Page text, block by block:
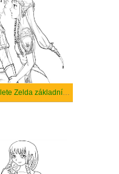
Nakreslete Zelda základní tisknutelné